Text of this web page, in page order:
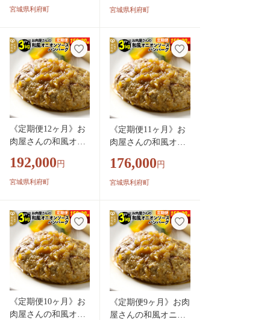
外無添加〉 牛たん
宮城県利府町
g×5パック）塩コショ
宮城県利府町
《定期便12ヶ月》お
肉屋さんの和風オニ
グ (150g×20個)×12回
[大容量 ハンバーグ
湯煎 個別包装 小分
お弁当 便利 お試し]
192,000 円
宮城県利府町
《定期便11ヶ月》お
肉屋さんの和風オニ
グ (150g×20個)×11回
[大容量 ハンバーグ
湯煎 個別包装 小分
お弁当 便利 お試し]
176,000 円
宮城県利府町
《定期便10ヶ月》お
肉屋さんの和風オニ
《定期便9ヶ月》お肉
屋さんの和風オニオ